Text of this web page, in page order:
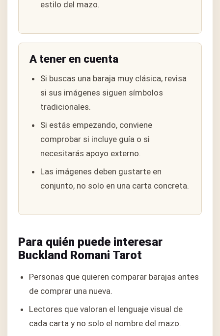
estilo del mazo.
A tener en cuenta
Si buscas una baraja muy clásica, revisa
si sus imágenes siguen símbolos
tradicionales.
Si estás empezando, conviene
comprobar si incluye guía o si
necesitarás apoyo externo.
Las imágenes deben gustarte en
conjunto, no solo en una carta concreta.
Para quién puede interesar
Buckland Romani Tarot
Personas que quieren comparar barajas antes
de comprar una nueva.
Lectores que valoran el lenguaje visual de
cada carta y no solo el nombre del mazo.